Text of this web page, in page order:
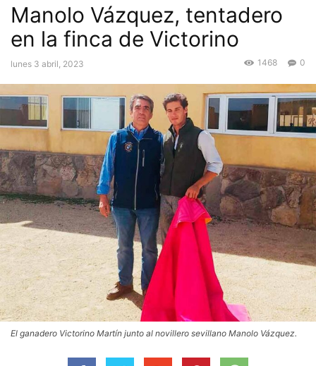
Manolo Vázquez, tentadero
en la finca de Victorino
lunes 3 abril, 2023 0
1468
El ganadero Victorino Martín junto al novillero sevillano Manolo Vázquez.